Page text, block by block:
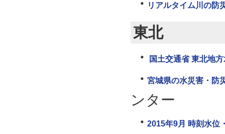
リアルタイム川の防
東北
国土交通省 東北地
宮城県の水災害・防
ンター
2015年9月 時刻水位